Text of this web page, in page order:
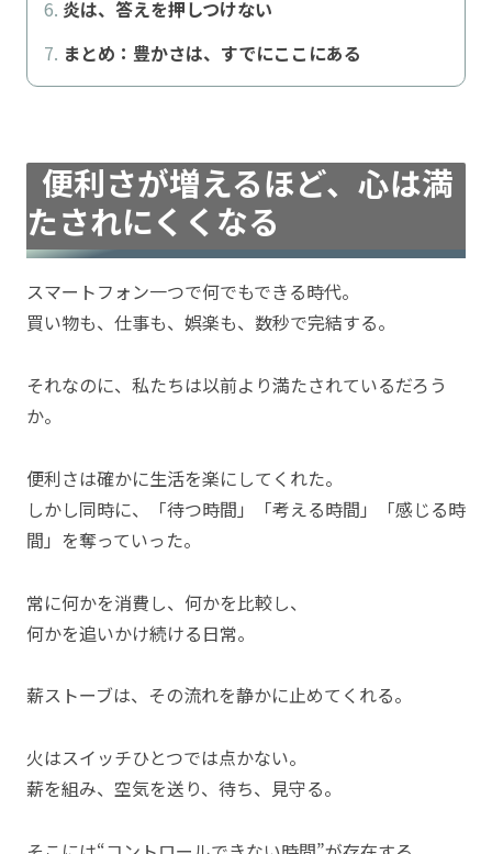
炎は、答えを押しつけない
まとめ：豊かさは、すでにここにある
便利さが増えるほど、心は満
たされにくくなる
スマートフォン一つで何でもできる時代。
買い物も、仕事も、娯楽も、数秒で完結する。
それなのに、私たちは以前より満たされているだろう
か。
便利さは確かに生活を楽にしてくれた。
しかし同時に、「待つ時間」「考える時間」「感じる時
間」を奪っていった。
常に何かを消費し、何かを比較し、
何かを追いかけ続ける日常。
薪ストーブは、その流れを静かに止めてくれる。
火はスイッチひとつでは点かない。
薪を組み、空気を送り、待ち、見守る。